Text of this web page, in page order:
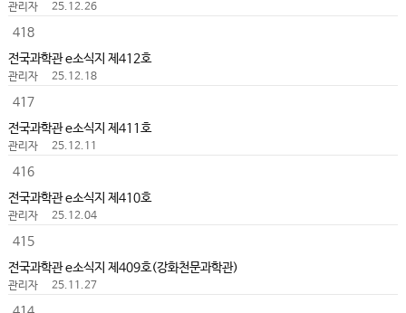
관리자 25.12.26
418
전국과학관 e소식지 제412호
관리자 25.12.18
417
전국과학관 e소식지 제411호
관리자 25.12.11
416
전국과학관 e소식지 제410호
관리자 25.12.04
415
전국과학관 e소식지 제409호(강화천문과학관)
관리자 25.11.27